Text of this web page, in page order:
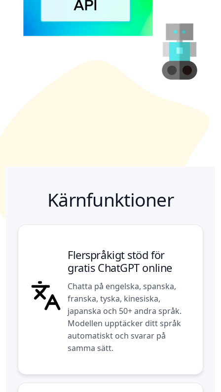
Kärnfunktioner
Flerspråkigt stöd för
gratis ChatGPT online
Chatta på engelska, spanska,
franska, tyska, kinesiska,
japanska och 50+ andra språk.
Modellen upptäcker ditt språk
automatiskt och svarar på
samma sätt.